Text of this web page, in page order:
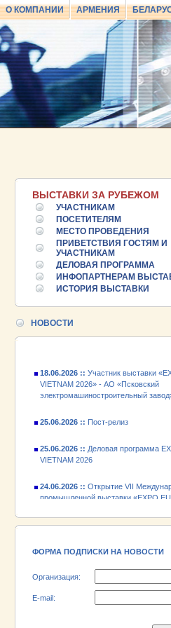
О КОМПАНИИ АРМЕНИЯ
ВЫСТАВКИ ЗА РУБЕЖОМ
УЧАСТНИКАМ
ПОСЕТИТЕЛЯМ
МЕСТО ПРОВЕДЕНИЯ
ПРИВЕТСТВИЯ ГОСТЯМ И
УЧАСТНИКАМ
ДЕЛОВАЯ ПРОГРАММА
ИНФОПАРТНЕРАМ
ИСТОРИЯ ВЫСТАВКИ
НОВОСТИ
25.06.2026 ::Пост-релиз
25.06.2026 ::Деловая программа
VIETNAM 2026
24.06.2026 ::Открытие VII
промышленной выставки «EXPO
VIETNAM 2026» - АО «Псковский
электромашиностроительный завод»!
VIETNAM 2026
промышленной выставки «EXPO
VIETNAM 2026»
ФОРМА ПОДПИСКИ НА НОВОСТИ
Организация:
E-mail: